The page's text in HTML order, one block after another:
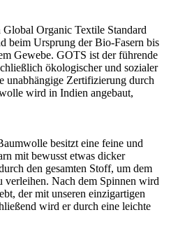
Organic Textile Standard
beim Ursprung der Bio-Fasern bis
Gewebe. GOTS ist der führende
ökologischer und sozialer
unabhängige Zertifizierung durch
wird in Indien angebaut,
besitzt eine feine und
mit bewusst etwas dicker
den gesamten Stoff, um dem
verleihen. Nach dem Spinnen wird
der mit unseren einzigartigen
wird er durch eine leichte